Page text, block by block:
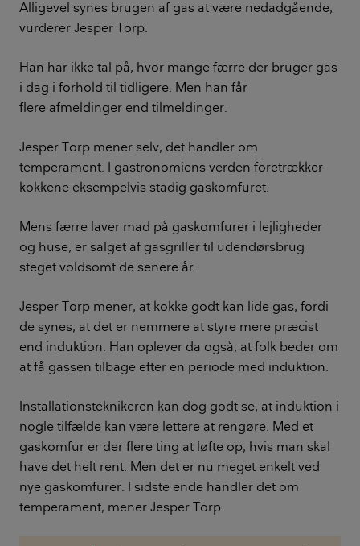
Alligevel synes brugen af gas at være nedadgående,
vurderer Jesper Torp.
Han har ikke tal på, hvor mange færre der bruger gas
i dag i forhold til tidligere. Men han får
flere afmeldinger end tilmeldinger.
Jesper Torp mener selv, det handler om
temperament. I gastronomiens verden foretrækker
kokkene eksempelvis stadig gaskomfuret.
Mens færre laver mad på gaskomfurer i lejligheder
og huse, er salget af gasgriller til udendørsbrug
steget voldsomt de senere år.
Jesper Torp mener, at kokke godt kan lide gas, fordi
de synes, at det er nemmere at styre mere præcist
end induktion. Han oplever da også, at folk beder om
at få gassen tilbage efter en periode med induktion.
Installationsteknikeren kan dog godt se, at induktion i
nogle tilfælde kan være lettere at rengøre. Med et
gaskomfur er der flere ting at løfte op, hvis man skal
have det helt rent. Men det er nu meget enkelt ved
nye gaskomfurer. I sidste ende handler det om
temperament, mener Jesper Torp.